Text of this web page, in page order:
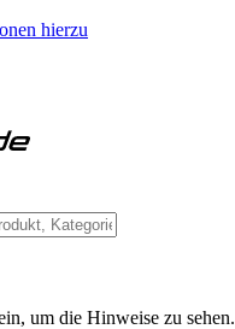
hierzu
um die Hinweise zu sehen.